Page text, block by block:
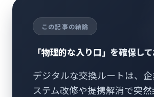
この記事の結論
「物理的な入り口」を確保し
デジタルな交換ルートは、
ステム改修や提携解消で突然